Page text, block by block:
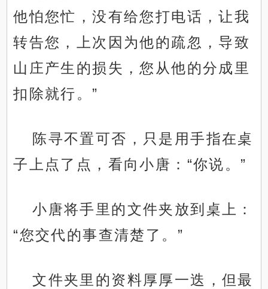
他怕您忙，没有给您打电话，让我
转告您，上次因为他的疏忽，导致
山庄产生的损失，您从他的分成里
扣除就行。”
陈寻不置可否，只是用手指在桌
子上点了点，看向小唐：“你说。”
小唐将手里的文件夹放到桌上：
“您交代的事查清楚了。”
文件夹里的资料厚厚一迭，但最